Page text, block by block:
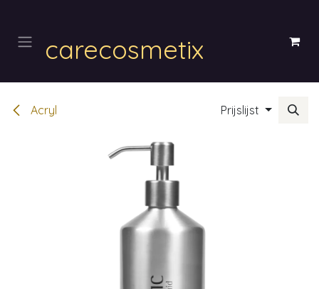
carecosmetix
Acryl Prijslijst